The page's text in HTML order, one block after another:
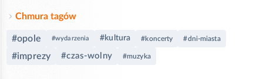
Chmura tagów
#opole #wydarzenia #kultura #koncerty #dni-miasta
#imprezy #czas-wolny #muzyka